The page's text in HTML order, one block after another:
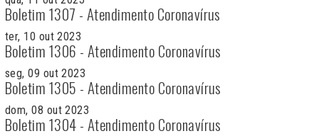
Boletim 1307 - Atendimento Coronavírus
ter, 10 out 2023
Boletim 1306 - Atendimento Coronavírus
seg, 09 out 2023
Boletim 1305 - Atendimento Coronavírus
dom, 08 out 2023
Boletim 1304 - Atendimento Coronavírus